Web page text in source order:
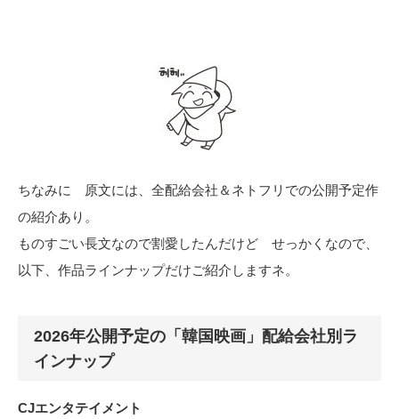
ちなみに 原文には、全配給会社＆ネトフリでの公開予定作
の紹介あり。
ものすごい長文なので割愛したんだけど せっかくなので、
以下、作品ラインナップだけご紹介しますネ。
2026年公開予定の「韓国映画」配給会社別ラ
インナップ
CJエンタテイメント